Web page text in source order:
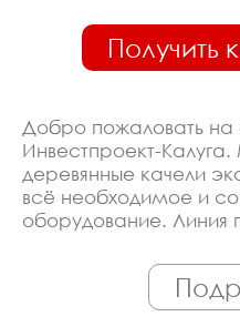
Получить
Добро пожаловать на
Инвестпроект-
деревянные качели
всё необходимое и
оборудование. Линия
работает только
персонал. Поэтому
рассчитывать на